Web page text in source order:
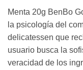
Menta 20g BenBo
la psicología del
delicatessen que
usuario busca la
veracidad de los